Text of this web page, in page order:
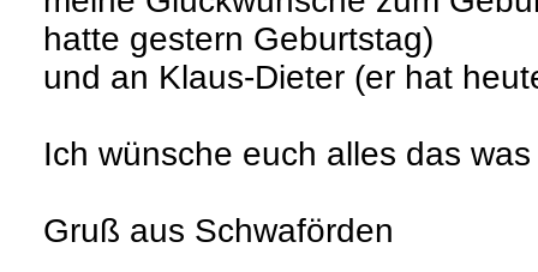
hatte gestern Geburtstag)
und an Klaus-Dieter (er hat
Ich wünsche euch alles das
Gruß aus Schwaförden